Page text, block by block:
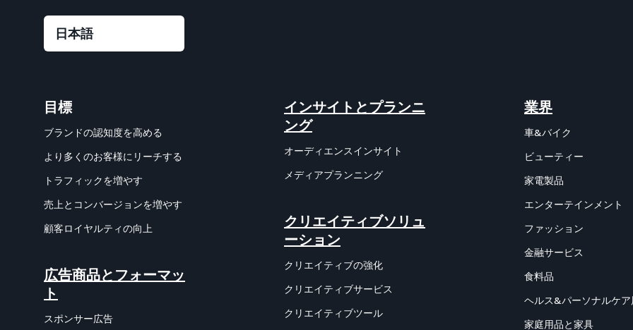
目標
ブランドの認知度を高める
より多くのお客様にリーチする
トラフィックを増やす
売上とコンバージョンを増やす
顧客ロイヤルティの向上
広告商品とフォーマッ
ト
スポンサー広告
インサイトとプランニ
ング
オーディエンスインサイト
メディアプランニング
クリエイティブソリュ
ーション
クリエイティブの強化
クリエイティブサービス
クリエイティブツール
業界
車&バイク
ビューティー
家電製品
エンターテインメント
ファッション
金融サービス
食料品
ヘルス&パーソナルケア
家庭用品と家具